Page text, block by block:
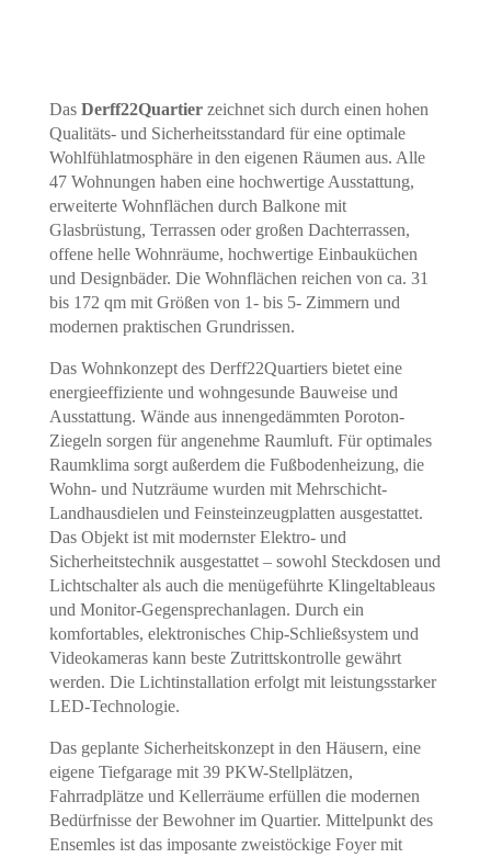
Das Derff22Quartier zeichnet sich durch einen hohen
Qualitäts- und Sicherheitsstandard für eine optimale
Wohlfühlatmosphäre in den eigenen Räumen aus. Alle
47 Wohnungen haben eine hochwertige Ausstattung,
erweiterte Wohnflächen durch Balkone mit
Glasbrüstung, Terrassen oder großen Dachterrassen,
offene helle Wohnräume, hochwertige Einbauküchen
und Designbäder. Die Wohnflächen reichen von ca. 31
bis 172 qm mit Größen von 1- bis 5- Zimmern und
modernen praktischen Grundrissen.
Das Wohnkonzept des Derff22Quartiers bietet eine
energieeffiziente und wohngesunde Bauweise und
Ausstattung. Wände aus innengedämmten Poroton-
Ziegeln sorgen für angenehme Raumluft. Für optimales
Raumklima sorgt außerdem die Fußbodenheizung, die
Wohn- und Nutzräume wurden mit Mehrschicht-
Landhausdielen und Feinsteinzeugplatten ausgestattet.
Das Objekt ist mit modernster Elektro- und
Sicherheitstechnik ausgestattet – sowohl Steckdosen und
Lichtschalter als auch die menügeführte Klingeltableaus
und Monitor-Gegensprechanlagen. Durch ein
komfortables, elektronisches Chip-Schließsystem und
Videokameras kann beste Zutrittskontrolle gewährt
werden. Die Lichtinstallation erfolgt mit leistungsstarker
LED-Technologie.
Das geplante Sicherheitskonzept in den Häusern, eine
eigene Tiefgarage mit 39 PKW-Stellplätzen,
Fahrradplätze und Kellerräume erfüllen die modernen
Bedürfnisse der Bewohner im Quartier. Mittelpunkt des
Ensemles ist das imposante zweistöckige Foyer mit